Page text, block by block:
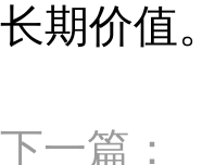
长期价值。
下一篇：